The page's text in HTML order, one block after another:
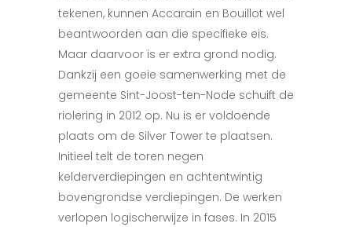
tekenen, kunnen Accarain en Bouillot wel
beantwoorden aan die specifieke eis.
Maar daarvoor is er extra grond nodig.
Dankzij een goeie samenwerking met de
gemeente Sint-Joost-ten-Node schuift de
riolering in 2012 op. Nu is er voldoende
plaats om de Silver Tower te plaatsen.
Initieel telt de toren negen
kelderverdiepingen en achtentwintig
bovengrondse verdiepingen. De werken
verlopen logischerwijze in fases. In 2015